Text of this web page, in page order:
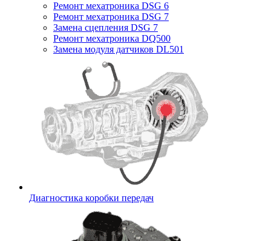
Ремонт мехатроника DSG 6
Ремонт мехатроника DSG 7
Замена сцепления DSG 7
Ремонт мехатроника DQ500
Замена модуля датчиков DL501
Диагностика коробки передач